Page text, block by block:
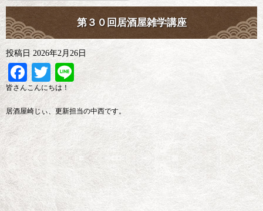
第３０回居酒屋雑学講座
投稿日 2026年2月26日
Facebook
Twitter
Line
皆さんこんにちは！
居酒屋崎じぃ、更新担当の中西です。